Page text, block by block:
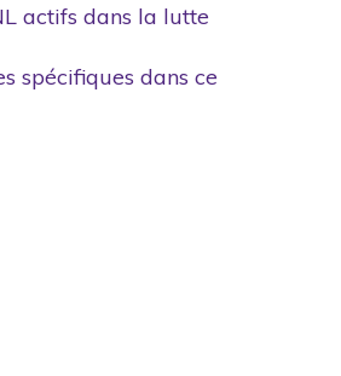
actifs dans la lutte
spécifiques dans ce